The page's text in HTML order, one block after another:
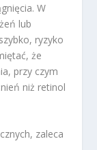
W
lub
ryzyko
że
przy czym
niż retinol
zaleca